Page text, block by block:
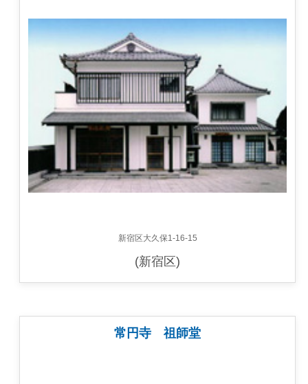
新宿区大久保1-16-15
(新宿区)
常円寺 祖師堂